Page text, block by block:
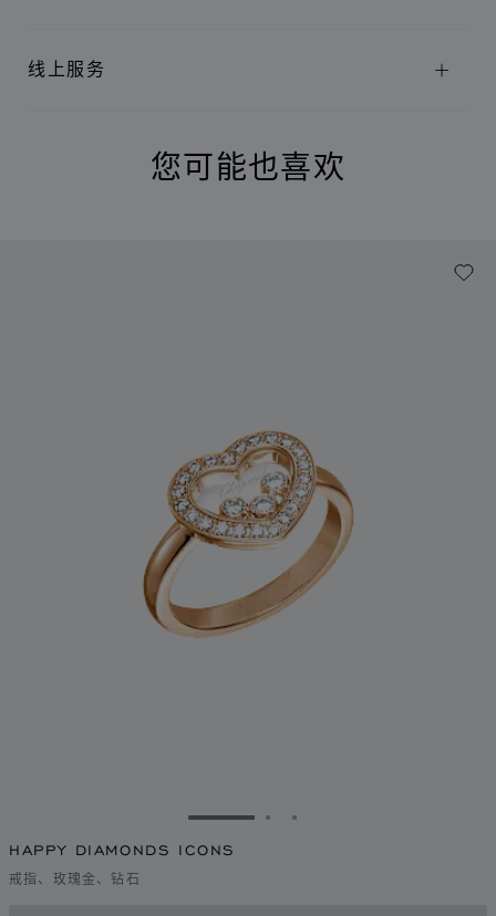
线上服务
您可能也喜欢
转到幻灯片 1转到幻灯片 2
转到幻灯片 3
HAPPY DIAMONDS ICONS
戒指、玫瑰金、钻石